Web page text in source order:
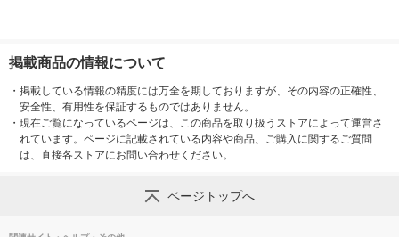
掲載商品の情報について
・ 掲載している情報の精度には万全を期しておりますが、その内容の正確性、
安全性、有用性を保証するものではありません。
・ 現在ご覧になっているページは、この商品を取り扱うストアによって運営さ
れています。ページに記載されている内容や商品、ご購入に関するご質問
は、直接各ストアにお問い合わせください。
ページトップへ